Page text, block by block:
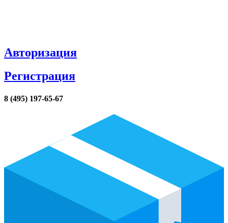
Авторизация
Регистрация
8 (495) 197-65-67